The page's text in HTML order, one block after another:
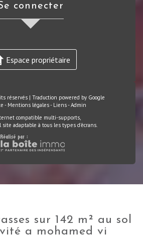
se connecter
Espace propriétaire
réservés | Traduction powered by Google
- Mentions légales- Liens-Admin
compatible multi-supports,
site adaptable à tous les types d'écrans.
a mohamed vi